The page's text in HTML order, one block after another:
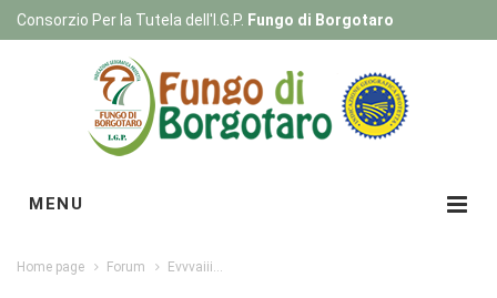
Consorzio Per la Tutela dell'I.G.P. Fungo di Borgotaro
MENU
Home page Forum Evvvaiii...